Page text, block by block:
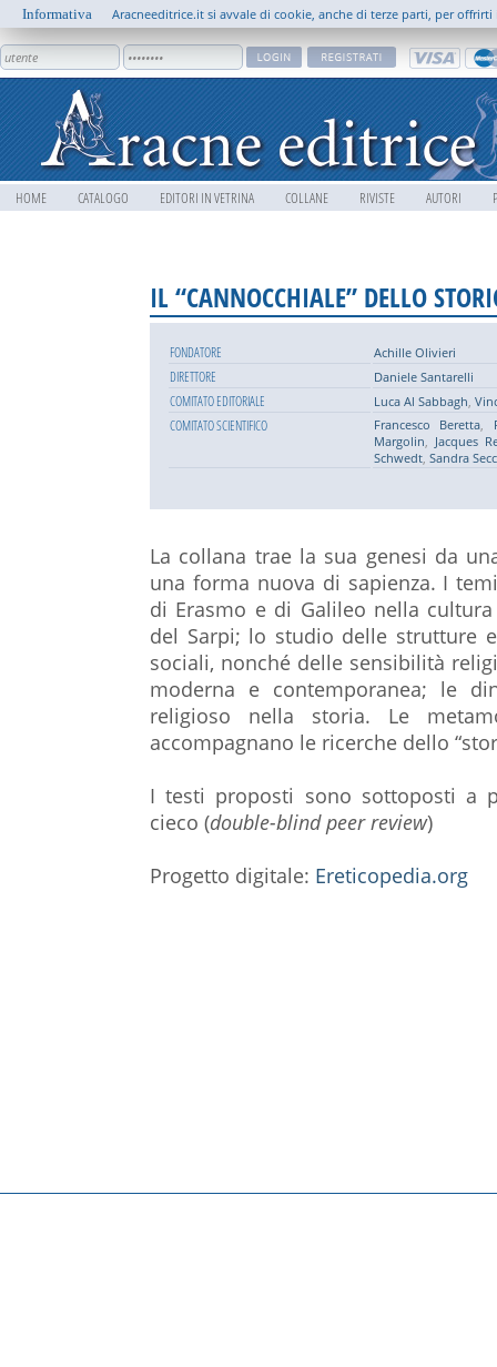
HOME CATALOGO EDITORI IN VETRINA COLLANE RIVISTE AUTORI
IL “CANNOCCHIALE” DELLO
FONDATORE Achille Olivieri
DIRETTORE Daniele Santarelli
COMITATO EDITORIALE Luca Al Sabbagh,
COMITATO SCIENTIFICO Francesco Beretta,
Margolin, Jacques
Schwedt, Sandra
La collana trae la sua genesi da
una forma nuova di sapienza. I
di Erasmo e di Galileo nella
del Sarpi; lo studio delle strutture
sociali, nonché delle sensibilità
moderna e contemporanea; le
religioso nella storia. Le
accompagnano le ricerche dello
I testi proposti sono sottoposti a
cieco (double-blind peer review)
Progetto digitale: Ereticopedia.org
Informativa Aracneeditrice.it si avvale di cookie, anche di terze parti, per